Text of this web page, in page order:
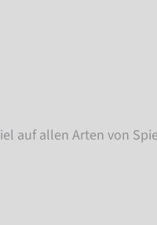
auf allen Arten von